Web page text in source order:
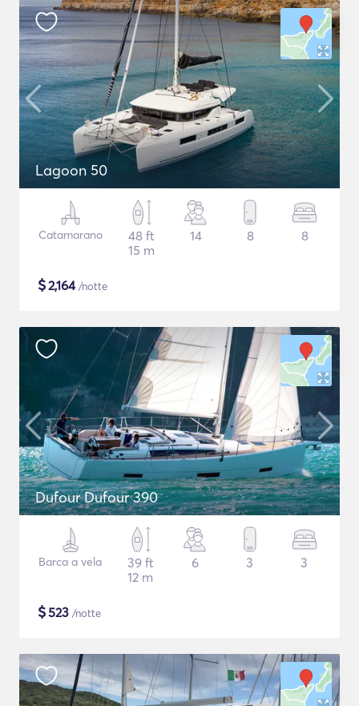
Lagoon 50
Catamarano
48 ft
15 m
14 8 8
$2,164/notte
Dufour Dufour 390
Barca a vela
39 ft
12 m
6 3 3
$523 /notte